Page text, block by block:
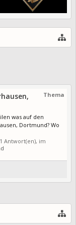
Thema
was auf den
Dortmund? Wo
Antwort(en), im